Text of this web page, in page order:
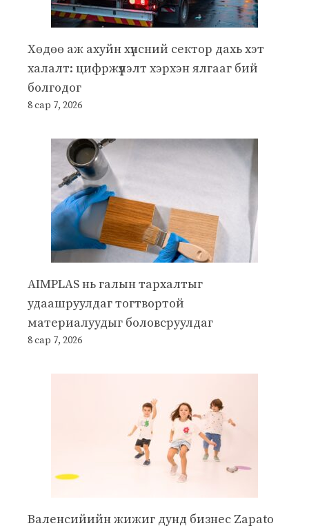
Хөдөө аж ахуйн хүнсний сектор дахь хэт
халалт: цифржүүлэлт хэрхэн ялгааг бий
болгодог
8 сар 7, 2026
AIMPLAS нь галын тархалтыг
удаашруулдаг тогтвортой
материалуудыг боловсруулдаг
8 сар 7, 2026
Валенсийийн жижиг дунд бизнес Zapato